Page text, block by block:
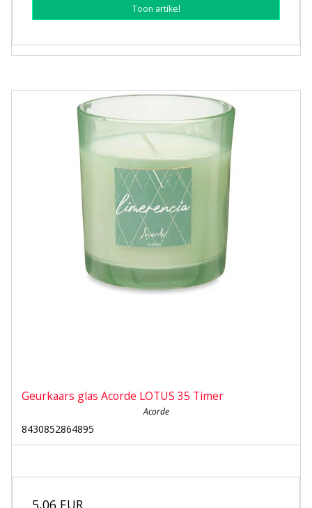
Toon artikel
Geurkaars glas Acorde LOTUS 35 Timer
Acorde
8430852864895
5,06 EUR